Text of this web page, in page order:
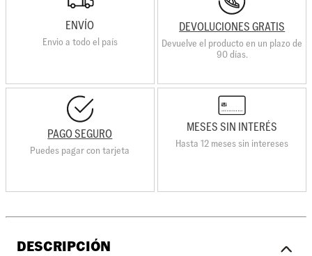
ENVÍO
Envio a todo el país
DEVOLUCIONES GRATIS
Devuelve el producto en un plazo de
90 días.
PAGO SEGURO
Puedes pagar con tarjeta
MESES SIN INTERÉS
Hasta 12 meses sin intereses
DESCRIPCIÓN